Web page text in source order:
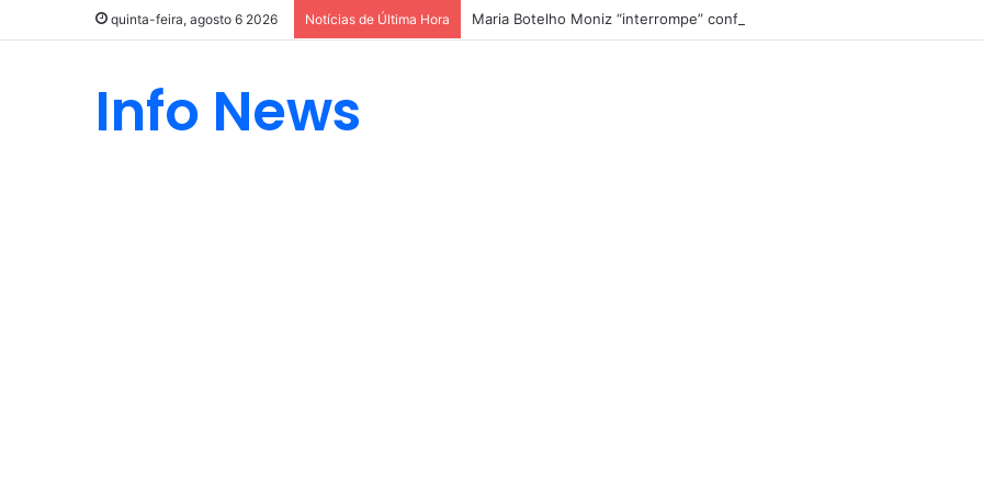
quinta-feira, agosto 6 2026 Notícias de Última Hora Maria Botelho Moniz “interrompe” confessionário
Info News